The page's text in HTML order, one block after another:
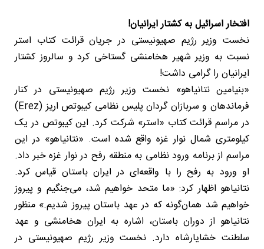
افتخار اسرائیل به کشتار ایرانیان!
نخست وزیر رژیم صهیونیستی در جریان قرائت کتاب استر
نسبت به وزیر شهیر هخامنشی گستاخی کرد و سالروز کشتار
ایرانیان را گرامی داشت!
«بنیامین نتانیاهو» نخست وزیر رژیم صهیونیستی در کنار
فرماندهان و سربازان گردان پلیس نظامی کیبوتص اریز (Erez)
در مراسم قرائت کتاب «استر» شرکت کرد. این کیبوتص در یک
کیلومتری شمال نوار غزه واقع شده است. «نتانیاهو» در این
مراسم از برنامه ورود نظامی به منطقه رفح در نوار غزه خبر داد.
او ورود به رفح را با واقعه‌ای در ایران باستان قیاس کرد.
نتانیاهو اظهار کرد: «ما متحد خواهیم شد، می‌جنگیم و پیروز
خواهیم شد همان‌گونه که در عهد باستان پیروز شدیم.» منظور
نتانیاهو از دوران باستان، اشاره به ایران هخامنشی و عهد
سلطنت خشایارشاه دارد. نخست وزیر رژیم صهیونیستی در